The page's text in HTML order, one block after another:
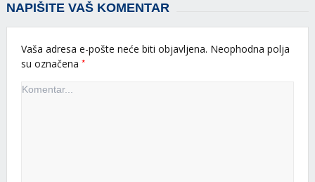
NAPIŠITE VAŠ KOMENTAR
Vaša adresa e-pošte neće biti objavljena. Neophodna polja
su označena *